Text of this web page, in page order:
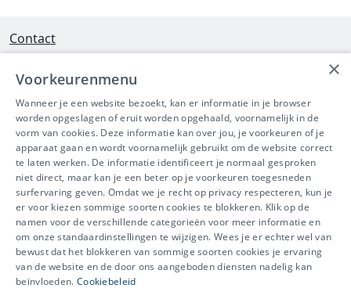
Contact
Interleuvenlaan 58 - 3001 Heverlee
Tel 016/390490
info@ibeve.be
Ondernemingsnummer: 0436 612 044
IBEVE maakt deel uit van Groep
IDEWE
Disclaimer-Privacy-Cookiebeleid
×
Voorkeurenmenu
Wanneer je een website bezoekt, kan er informatie in je browser
worden opgeslagen of eruit worden opgehaald, voornamelijk in de
vorm van cookies. Deze informatie kan over jou, je voorkeuren of je
apparaat gaan en wordt voornamelijk gebruikt om de website correct
te laten werken. De informatie identificeert je normaal gesproken
niet direct, maar kan je een beter op je voorkeuren toegesneden
surfervaring geven. Omdat we je recht op privacy respecteren, kun je
er voor kiezen sommige soorten cookies te blokkeren. Klik op de
namen voor de verschillende categorieën voor meer informatie en
om onze standaardinstellingen te wijzigen. Wees je er echter wel van
bewust dat het blokkeren van sommige soorten cookies je ervaring
van de website en de door ons aangeboden diensten nadelig kan
beïnvloeden. Cookiebeleid